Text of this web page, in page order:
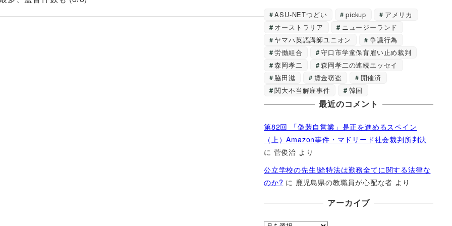
ASU-NETつどい pickup
アメリカ
オーストラリア
ニュージーランド
ヤマハ英語講師ユニオン
争議行為
労働組合
守口市学童保育雇い止め裁判
森岡孝二
森岡孝二の連続エッセイ
脇田滋
賃金窃盗
開催済
関大不当解雇事件
韓国
最近のコメント
第82回 「偽装自営業」是正を進めるスペイン
（上）Amazon事件・マドリード社会裁判所判決
に 菅俊治 より
公立学校の先生!給特法は勤務全てに関する法律な
のか? に 鹿児島県の教職員が心配な者 より
アーカイブ